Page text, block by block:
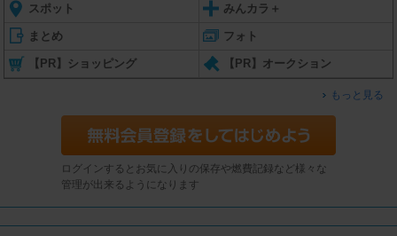
スポット みんカラ＋
まとめ フォト
【PR】ショッピング 【PR】オークション
もっと見る
ログインするとお気に入りの保存や燃費記録など様々な
管理が出来るようになります